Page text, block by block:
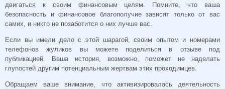
двигаться к своим финансовым целям. Помните, что ваша
безопасность и финансовое благополучие зависят только от вас
самих, и никто не позаботится о них лучше вас.
Если вы имели дело с этой шарагой, своим опытом и номерами
телефонов жуликов вы можете поделиться в отзыве под
публикацией. Ваша история, возможно, поможет не наделать
глупостей другим потенциальным жертвам этих проходимцев.
Обращаем ваше внимание, что активизировалась деятельность